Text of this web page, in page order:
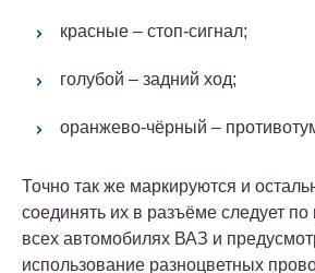
красные – стоп-сигнал;
голубой – задний ход;
оранжево-чёрный –
Точно так же маркируются и
соединять их в разъёме следует по
всех автомобилях ВАЗ и
использование разноцветных